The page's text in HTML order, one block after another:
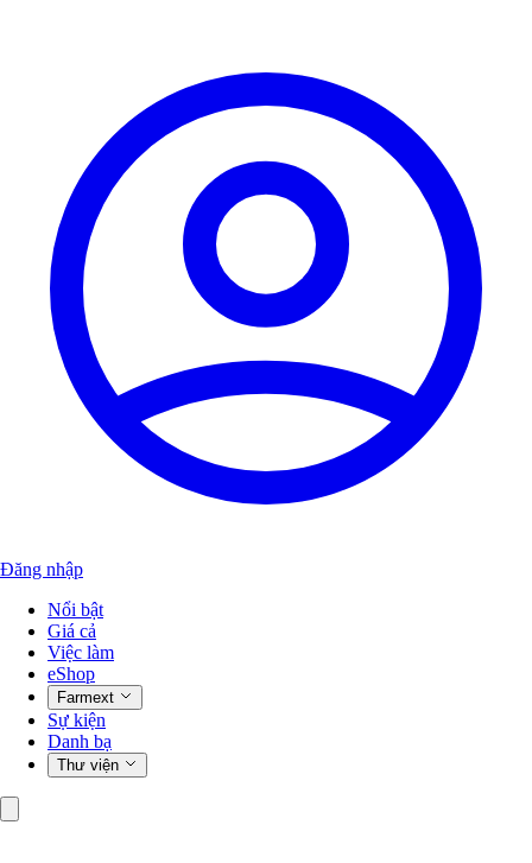
Đăng nhập
Nổi bật
Giá cả
Việc làm
eShop
Farmext
Sự kiện
Danh bạ
Thư viện